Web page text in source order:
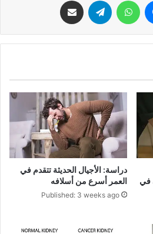
في
دراسة: الأجيال الحديثة تتقدم في
العمر أسرع من أسلافه
Published: 3 weeks ago